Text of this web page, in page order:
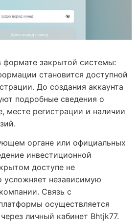
формате закрытой системы:
становится доступной
До создания аккаунта
подробные сведения о
месте регистрации и наличии
органе или официальных
инвестиционной
доступе не
усложняет независимую
Связь с
осуществляется
личный кабинет Bhtjk77.